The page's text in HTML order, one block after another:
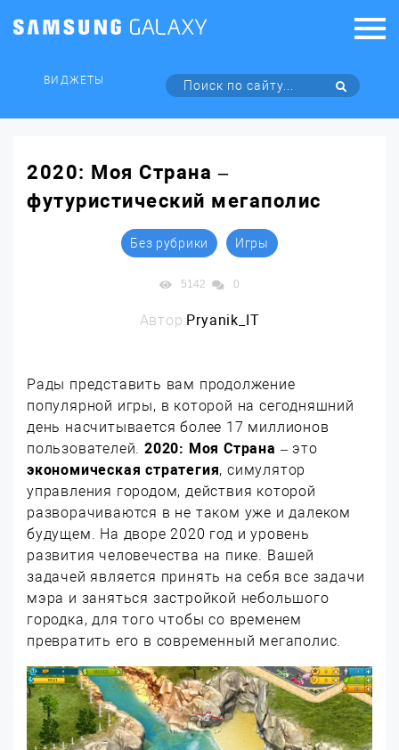
ВИДЖЕТЫ
2020: Моя Cтрана –
футуристический мегаполис
Без рубрики Игры
5142 0
Автор:Pryanik_IT
Рады представить вам продолжение
популярной игры, в которой на сегодняшний
день насчитывается более 17 миллионов
пользователей.2020: Моя Cтрана – это
экономическая стратегия, симулятор
управления городом, действия которой
разворачиваются в не таком уже и далеком
будущем. На дворе 2020 год и уровень
развития человечества на пике. Вашей
задачей является принять на себя все задачи
мэра и заняться застройкой небольшого
городка, для того чтобы со временем
превратить его в современный мегаполис.